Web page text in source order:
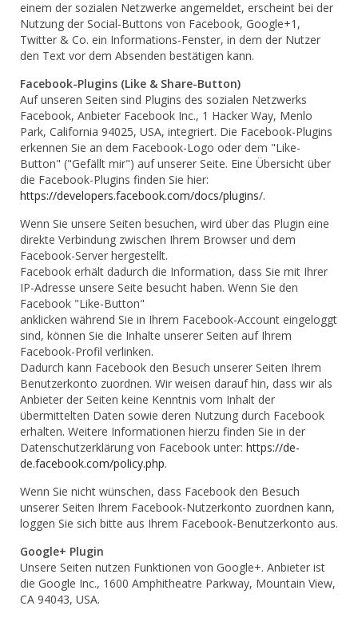
einem der sozialen Netzwerke angemeldet, erscheint bei der
Nutzung der Social-Buttons von Facebook, Google+1,
Twitter & Co. ein Informations-Fenster, in dem der Nutzer
den Text vor dem Absenden bestätigen kann.
Facebook-Plugins (Like & Share-Button)
Auf unseren Seiten sind Plugins des sozialen Netzwerks
Facebook, Anbieter Facebook Inc., 1 Hacker Way, Menlo
Park, California 94025, USA, integriert. Die Facebook-Plugins
erkennen Sie an dem Facebook-Logo oder dem "Like-
Button" ("Gefällt mir") auf unserer Seite. Eine Übersicht über
die Facebook-Plugins finden Sie hier:
https://developers.facebook.com/docs/plugins/.
Wenn Sie unsere Seiten besuchen, wird über das Plugin eine
direkte Verbindung zwischen Ihrem Browser und dem
Facebook-Server hergestellt.
Facebook erhält dadurch die Information, dass Sie mit Ihrer
IP-Adresse unsere Seite besucht haben. Wenn Sie den
Facebook "Like-Button"
anklicken während Sie in Ihrem Facebook-Account eingeloggt
sind, können Sie die Inhalte unserer Seiten auf Ihrem
Facebook-Profil verlinken.
Dadurch kann Facebook den Besuch unserer Seiten Ihrem
Benutzerkonto zuordnen. Wir weisen darauf hin, dass wir als
Anbieter der Seiten keine Kenntnis vom Inhalt der
übermittelten Daten sowie deren Nutzung durch Facebook
erhalten. Weitere Informationen hierzu finden Sie in der
Datenschutzerklärung von Facebook unter: https://de-
de.facebook.com/policy.php.
Wenn Sie nicht wünschen, dass Facebook den Besuch
unserer Seiten Ihrem Facebook-Nutzerkonto zuordnen kann,
loggen Sie sich bitte aus Ihrem Facebook-Benutzerkonto aus.
Google+ Plugin
Unsere Seiten nutzen Funktionen von Google+. Anbieter ist
die Google Inc., 1600 Amphitheatre Parkway, Mountain View,
CA 94043, USA.